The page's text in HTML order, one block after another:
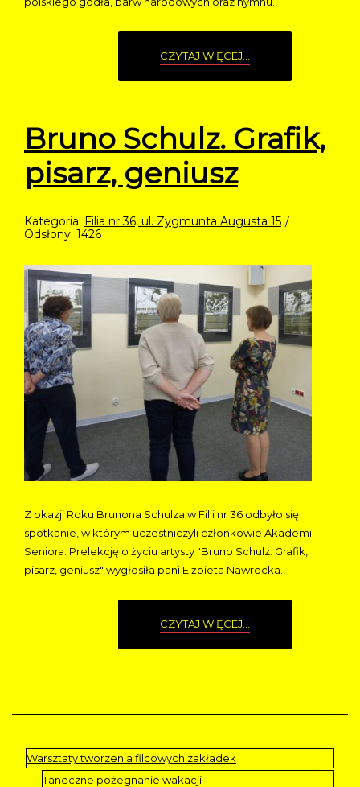
CZYTAJ WIĘCEJ...
Bruno Schulz. Grafik,
pisarz, geniusz
Kategoria: Filia nr 36, ul. Zygmunta Augusta 15
Odsłony: 1426
Z okazji Roku Brunona Schulza w Filii nr 36 odbyło się
spotkanie, w którym uczestniczyli członkowie Akademii
Seniora. Prelekcję o życiu artysty "Bruno Schulz. Grafik,
pisarz, geniusz" wygłosiła pani Elżbieta Nawrocka.
CZYTAJ WIĘCEJ...
Warsztaty tworzenia filcowych zakładek
Taneczne pożegnanie wakacji